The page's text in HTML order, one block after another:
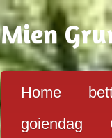
Mien G
Home
goiendag